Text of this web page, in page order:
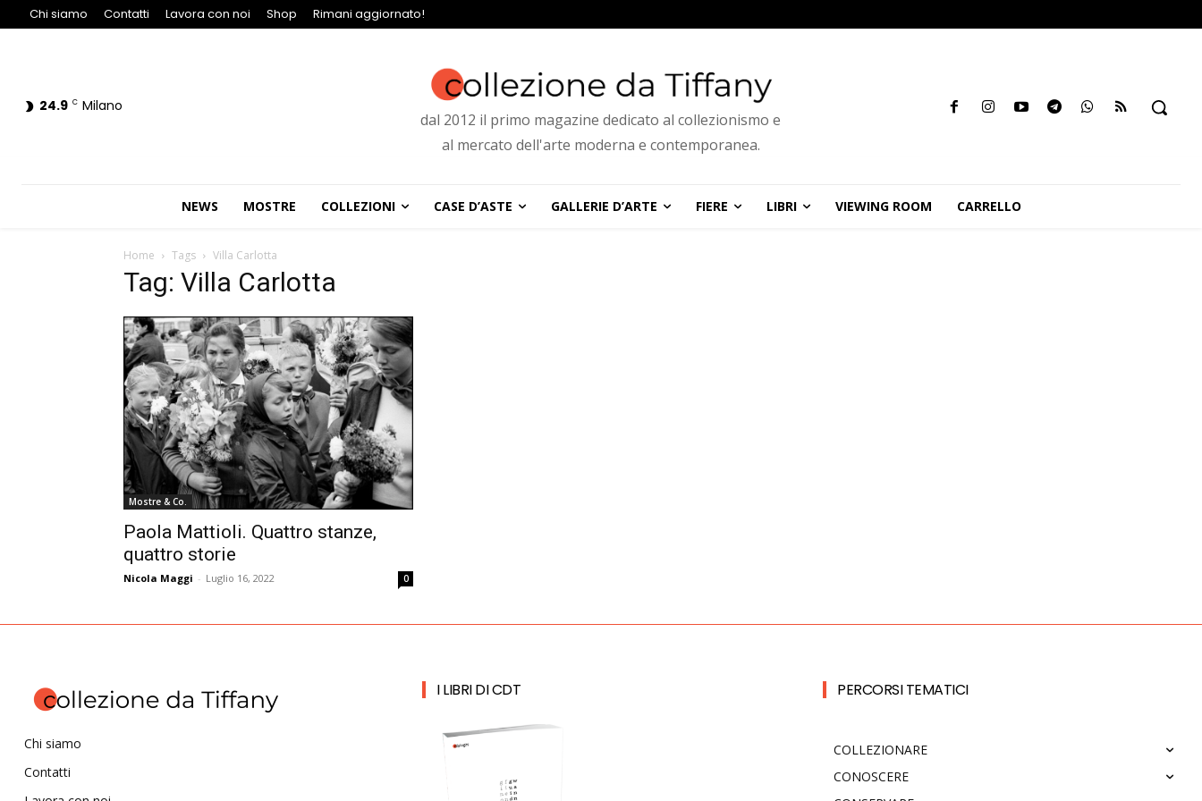
Chi siamo Contatti Lavora con noi Shop Rimani aggiornato!
24.9 C Milano
dal 2012 il primo magazine dedicato al collezionismo e
al mercato dell'arte moderna e contemporanea.
NEWS MOSTRE COLLEZIONI CASE D’ASTE GALLERIE D’ARTE FIERE LIBRI VIEWING ROOM CARRELLO
Home Tags Villa Carlotta
Tag: Villa Carlotta
Mostre & Co.
Paola Mattioli. Quattro stanze,
quattro storie
Nicola Maggi - Luglio 16, 2022 0
Chi siamo
Contatti
I LIBRI DI CDT PERCORSI TEMATICI
COLLEZIONARE
CONOSCERE